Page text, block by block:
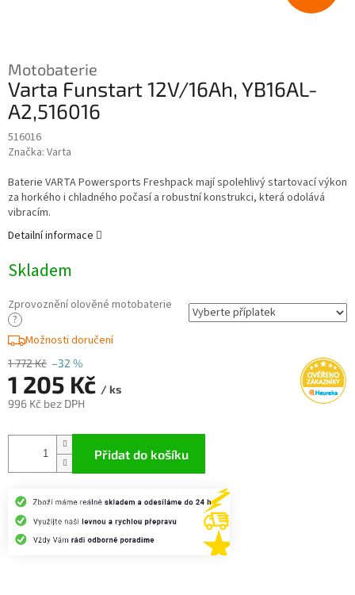
Motobaterie
Varta Funstart 12V/16Ah, YB16AL-
A2,516016
516016
Značka: Varta
1 772 Kč –32 %
1 205 Kč / ks
996 Kč bez DPH
Skladem
Zprovoznění olověné motobaterie
?
Možnosti doručení
Přidat do košíku
Baterie VARTA Powersports Freshpack mají spolehlivý startovací výkon
za horkého i chladného počasí a robustní konstrukci, která odolává
vibracím.
Detailní informace